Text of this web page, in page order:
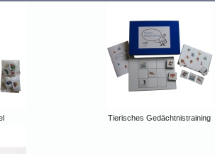
Tierisches Gedächtnistraining